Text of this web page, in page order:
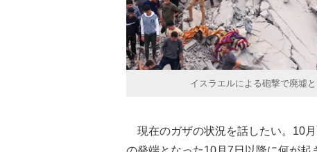
イスラエルによる砲撃で廃墟
現在のガザの状況を話したい。10